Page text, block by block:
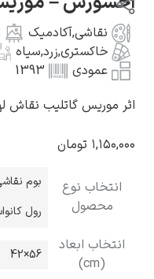
کامی
ادوارد هاپر
نقاشی,آکادمیک
خاکستری,زرد,سیاه
عمودی
1393
اثر موریس گاتلیب نقاش
۱,۱۵۰,۰۰۰ تومان
انتخاب نوع
محصول
بوم
رول
انتخاب ابعاد
(cm)
56×42